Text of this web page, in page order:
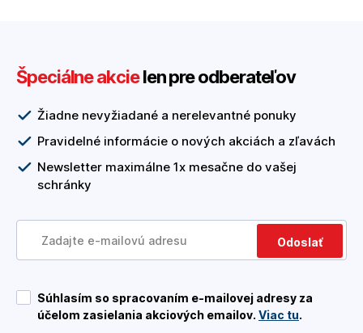
Špeciálne akcielen pre odberateľov
Žiadne nevyžiadané a nerelevantné ponuky
Pravidelné informácie o nových akciách a zľavách
Newsletter maximálne 1x mesačne do vašej
schránky
Odoslať
Súhlasím so spracovaním e-mailovej adresy za
účelom zasielania akciových emailov. Viac tu.